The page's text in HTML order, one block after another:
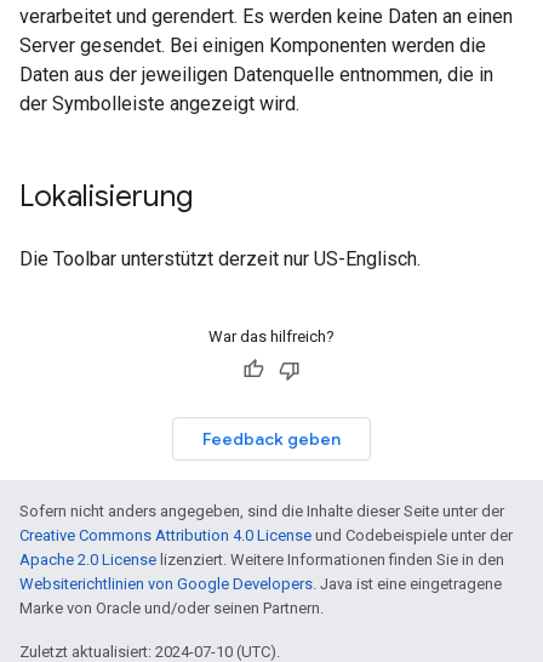
verarbeitet und gerendert. Es werden keine Daten an einen
Server gesendet. Bei einigen Komponenten werden die
Daten aus der jeweiligen Datenquelle entnommen, die in
der Symbolleiste angezeigt wird.
Lokalisierung
Die Toolbar unterstützt derzeit nur US-Englisch.
War das hilfreich?
Feedback geben
Sofern nicht anders angegeben, sind die Inhalte dieser Seite unter der
Creative Commons Attribution 4.0 License und Codebeispiele unter der
Apache 2.0 License lizenziert. Weitere Informationen finden Sie in den
Websiterichtlinien von Google Developers. Java ist eine eingetragene
Marke von Oracle und/oder seinen Partnern.
Zuletzt aktualisiert: 2024-07-10 (UTC).